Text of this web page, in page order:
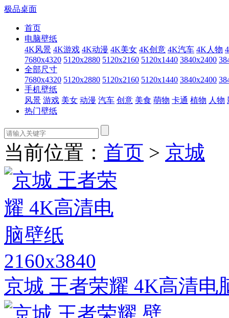
极品桌面
首页
电脑壁纸
4K风景 4K游戏 4K动漫 4K美女 4K创意 4K汽车 4K人物
7680x4320 5120x2880 5120x2160 5120x1440 3840x2400
全部尺寸
7680x4320 5120x2880 5120x2160 5120x1440 3840x2400
手机壁纸
风景 游戏 美女 动漫 汽车 创意 美食 萌物 卡通 植物 人物
热门壁纸
当前位置： 首页 > 京城
2160x3840
京城 王者荣耀 4K高清电